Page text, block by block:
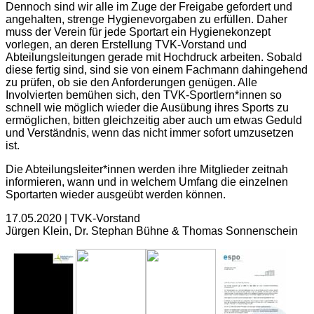
Dennoch sind wir alle im Zuge der Freigabe gefordert und
angehalten, strenge Hygienevorgaben zu erfüllen. Daher
muss der Verein für jede Sportart ein Hygienekonzept
vorlegen, an deren Erstellung TVK-Vorstand und
Abteilungsleitungen gerade mit Hochdruck arbeiten. Sobald
diese fertig sind, sind sie von einem Fachmann dahingehend
zu prüfen, ob sie den Anforderungen genügen. Alle
Involvierten bemühen sich, den TVK-Sportlern*innen so
schnell wie möglich wieder die Ausübung ihres Sports zu
ermöglichen, bitten gleichzeitig aber auch um etwas Geduld
und Verständnis, wenn das nicht immer sofort umzusetzen
ist.
Die Abteilungsleiter*innen werden ihre Mitglieder zeitnah
informieren, wann und in welchem Umfang die einzelnen
Sportarten wieder ausgeübt werden können.
17.05.2020 | TVK-Vorstand
Jürgen Klein, Dr. Stephan Bühne & Thomas Sonnenschein